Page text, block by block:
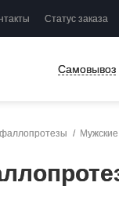
Статус заказа
Самовывоз